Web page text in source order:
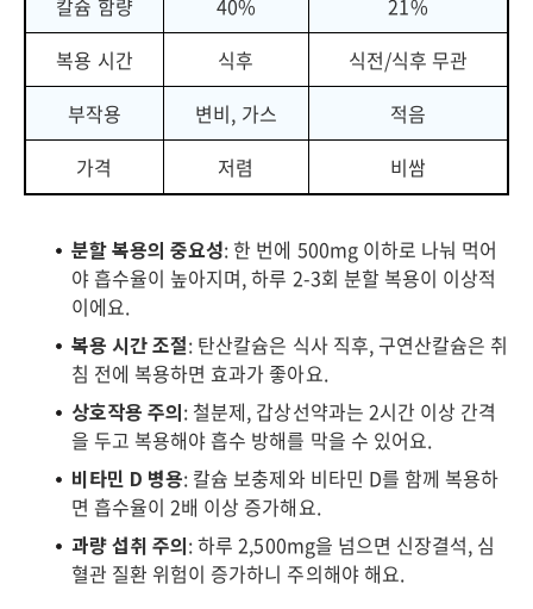
칼슘 함량 40%
21%
복용 시간
식후
식전/식후 무관
부작용
변비, 가스
적음
가격
저렴 비쌈
분할 복용의 중요성: 한 번에 500mg 이하로 나눠 먹어
야 흡수율이 높아지며, 하루 2-3회 분할 복용이 이상적
이에요.
복용 시간 조절: 탄산칼슘은 식사 직후, 구연산칼슘은 취
침 전에 복용하면 효과가 좋아요.
상호작용 주의: 철분제, 갑상선약과는 2시간 이상 간격
을 두고 복용해야 흡수 방해를 막을 수 있어요.
비타민 D 병용: 칼슘 보충제와 비타민 D를 함께 복용하
면 흡수율이 2배 이상 증가해요.
과량 섭취 주의: 하루 2,500mg을 넘으면 신장결석, 심
혈관 질환 위험이 증가하니 주의해야 해요.